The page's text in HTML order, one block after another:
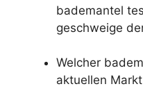
bademantel
geschweige
Welcher
aktuellen